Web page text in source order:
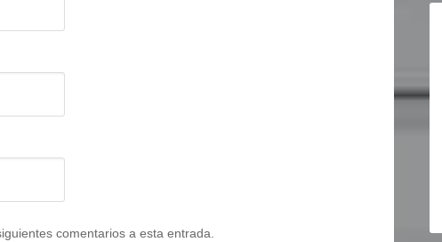
comentarios a esta entrada.